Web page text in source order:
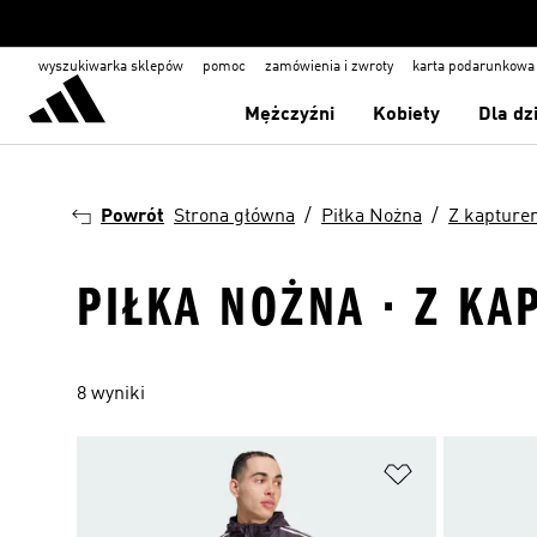
wyszukiwarka sklepów pomoc zamówienia i zwroty karta podarunkowa
Mężczyźni Kobiety Dla
Powrót Strona główna Piłka Nożna Z
PIŁKA NOŻNA · Z
8 wyniki